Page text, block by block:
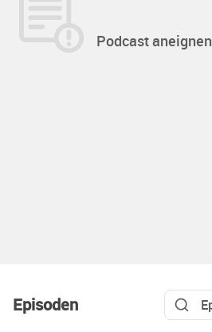
Podcast aneignen
Episoden